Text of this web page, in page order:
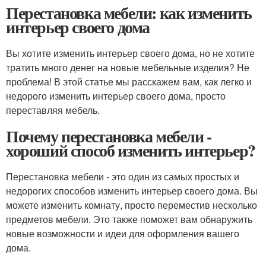
Перестановка мебели: как изменить
интерьер своего дома
Вы хотите изменить интерьер своего дома, но не хотите
тратить много денег на новые мебельные изделия? Не
проблема! В этой статье мы расскажем вам, как легко и
недорого изменить интерьер своего дома, просто
переставляя мебель.
Почему перестановка мебели -
хороший способ изменить интерьер?
Перестановка мебели - это один из самых простых и
недорогих способов изменить интерьер своего дома. Вы
можете изменить комнату, просто переместив несколько
предметов мебели. Это также поможет вам обнаружить
новые возможности и идеи для оформления вашего
дома.